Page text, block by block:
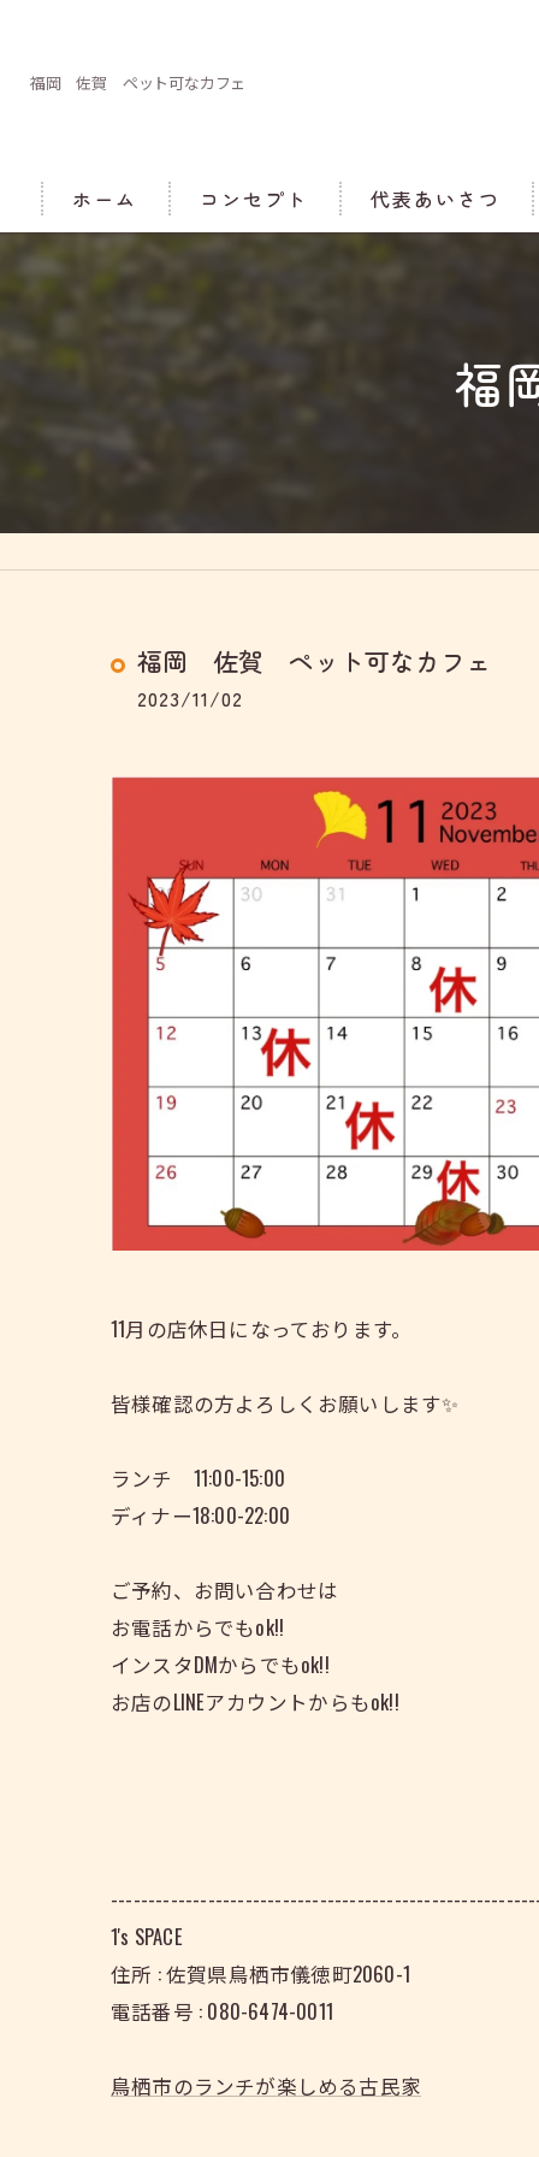
福岡 佐賀 ペット可なカフェ
ホーム コンセプト 代表あいさつ
福
福岡 佐賀 ペット可なカフェ
2023/11/02
11月の店休日になっております。
皆様確認の方よろしくお願いします✨
ランチ 11:00-15:00
ディナー18:00-22:00
ご予約、お問い合わせは
お電話からでもok!!
インスタDMからでもok!!
お店のLINEアカウントからもok!!
1's SPACE
住所 : 佐賀県鳥栖市儀徳町2060-1
電話番号 : 080-6474-0011
鳥栖市のランチが楽しめる古民家